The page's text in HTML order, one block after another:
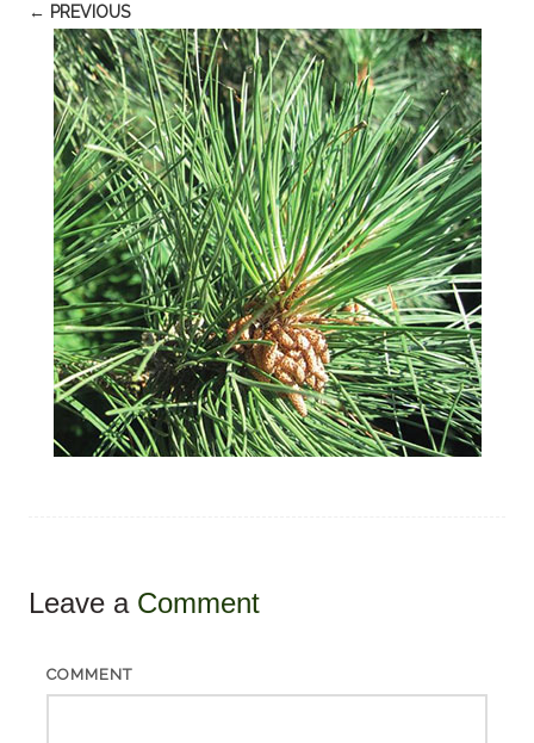
← PREVIOUS
Leave a Comment
COMMENT